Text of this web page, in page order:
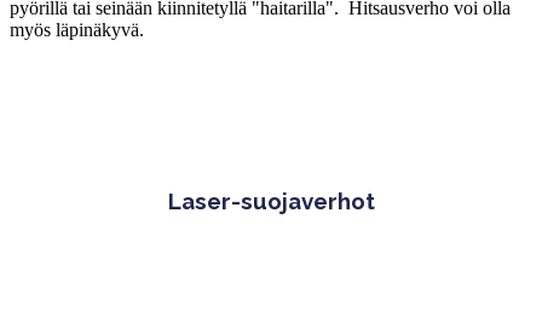
pyörillä tai seinään kiinnitetyllä "haitarilla". Hitsausverho voi olla
myös läpinäkyvä.
Laser-suojaverhot